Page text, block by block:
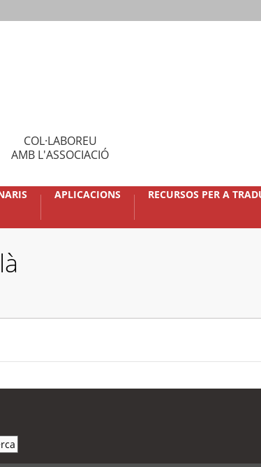
COL·LABOREU
AMB L'ASSOCIACIÓ
APLICACIONS RECURSOS PER A